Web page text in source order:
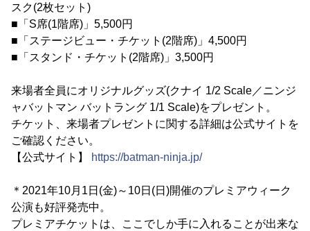
スク(2枚セット)
■「S席(1階席)」5,500円
■「ステージビュー・チケット(2階席)」4,500円
■「スタンド・チケット(2階席)」3,500円
来場者全員にオリジナルグッズ(クナイ 1/2 Scale／ニンジ
ャバットマン バットラング 1/1 Scale)をプレゼント。
チケット、来場者プレゼントに関する詳細は公式サイトを
ご確認ください。
【公式サイト】
https://batman-ninja.jp/
＊2021年10月1日(金)～10日(日)開催のプレミアウィーク
公演も好評発売中。
プレミアチケットは、ここでしか手に入れることが出来な